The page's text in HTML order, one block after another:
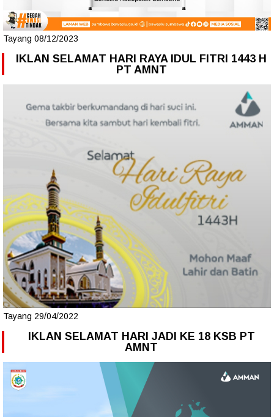
Tayang 08/12/2023
IKLAN SELAMAT HARI RAYA IDUL FITRI 1443 H
PT AMNT
Tayang 29/04/2022
IKLAN SELAMAT HARI JADI KE 18 KSB PT
AMNT